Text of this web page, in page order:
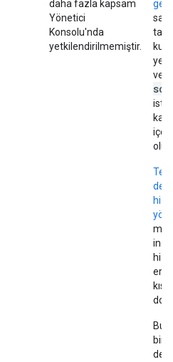
daha fazla kapsam
Yönetici
Konsolu'nda
yetkilendirilmemiştir.
ve
Tek
Bu
de